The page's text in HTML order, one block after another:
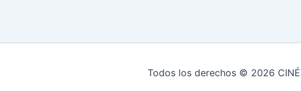
Todos los derechos © 2026